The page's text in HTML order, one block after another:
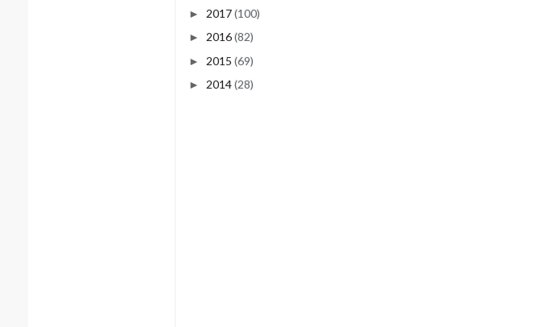
► 2017(100)
► 2016(82)
► 2015 (69)
► 2014(28)